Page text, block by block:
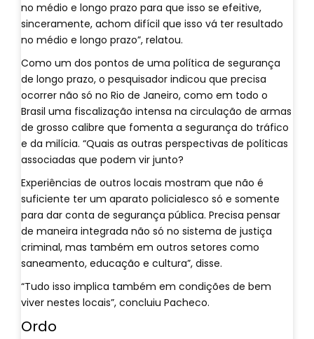
no médio e longo prazo para que isso se efeitive,
sinceramente, achom difícil que isso vá ter resultado
no médio e longo prazo”, relatou.
Como um dos pontos de uma política de segurança
de longo prazo, o pesquisador indicou que precisa
ocorrer não só no Rio de Janeiro, como em todo o
Brasil uma fiscalização intensa na circulação de armas
de grosso calibre que fomenta a segurança do tráfico
e da milícia. “Quais as outras perspectivas de políticas
associadas que podem vir junto?
Experiências de outros locais mostram que não é
suficiente ter um aparato policialesco só e somente
para dar conta de segurança pública. Precisa pensar
de maneira integrada não só no sistema de justiça
criminal, mas também em outros setores como
saneamento, educação e cultura”, disse.
“Tudo isso implica também em condições de bem
viver nestes locais”, concluiu Pacheco.
Ordo